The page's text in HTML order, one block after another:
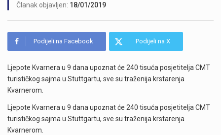
Članak objavljen: 18/01/2019
Podijeli na Facebook Podijeli na X
Ljepote Kvarnera u 9 dana upoznat će 240 tisuća posjetitelja CMT
turističkog sajma u Stuttgartu, sve su traženija krstarenja
Kvarnerom.
Ljepote Kvarnera u 9 dana upoznat će 240 tisuća posjetitelja CMT
turističkog sajma u Stuttgartu, sve su traženija krstarenja
Kvarnerom.